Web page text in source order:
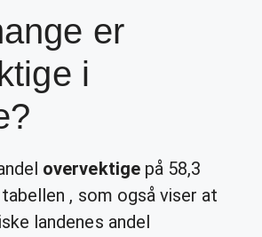
er
i
overvektigepå 58,3
, som også viser at
landenes andel